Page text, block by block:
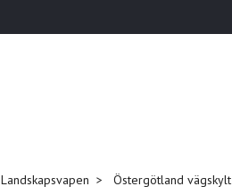
Landskapsvapen Östergötland vägskylt